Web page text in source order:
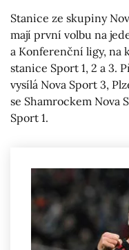
Stanice ze skupiny
mají první volbu na
a Konferenční ligy, na
stanice Sport 1, 2 a 3.
vysílá Nova Sport 3,
se Shamrockem Nova
Sport 1.